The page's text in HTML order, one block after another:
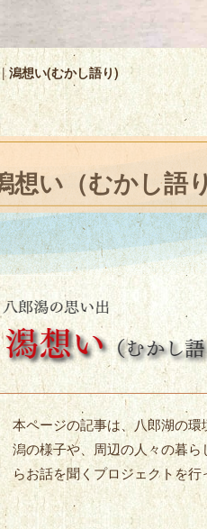
|潟想い(むかし語り)
想い（むかし語り
本ページの記事は、八郎湖の
潟の様子や、周辺の人々の暮
らお話を聞くプロジェクトを